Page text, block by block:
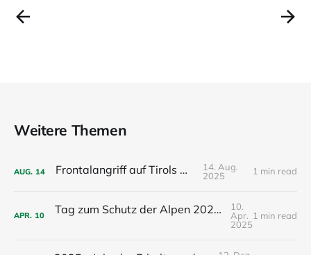
Weitere Themen
AUG. 14 Frontalangriff auf Tirols Natur
14. Aug.
2025
1 min read
APR. 10 Tag zum Schutz der Alpen 2025: Kino, Diskussion und Vernetzung in Innsbruck
10.
Apr.
2025
1 min read